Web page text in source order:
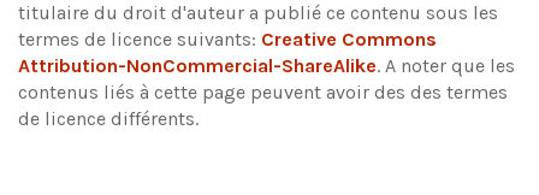
titulaire du droit d'auteur a publié ce contenu sous les
termes de licence suivants: Creative Commons
Attribution-NonCommercial-ShareAlike. A noter que les
contenus liés à cette page peuvent avoir des des termes
de licence différents.